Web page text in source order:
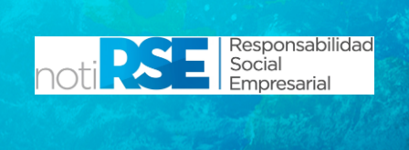
Noti RSE
Noticias con sentido responsable